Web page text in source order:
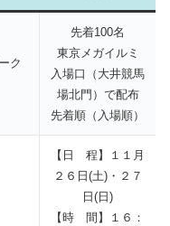
ク
先着100名
東京メガイルミ
入場口（大井競馬
場北門）で配布
先着順（入場順）
【日 程】１１月
２６日(土)・２７
日(日)
【時 間】１６：